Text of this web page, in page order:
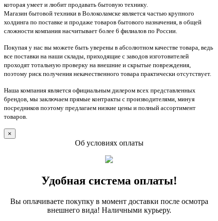
которая умеет и любит продавать бытовую технику.
Магазин бытовой техники в Волоколамске является частью крупного
холдинга по поставке и продаже товаров бытового назначения, в общей
сложности компания насчитывает более 6 филиалов по России.
Покупая у нас вы можете быть уверены в абсолютном качестве товара, ведь
все поставки на наши склады, приходящие с заводов изготовителей
проходят тотальную проверку на внешние и скрытые повреждения,
поэтому риск получения некачественного товара практически отсутствует.
Наша компания является официальным дилером всех представленных
брендов, мы заключаем прямые контракты с производителями, минуя
посредников поэтому предлагаем низкие цены и полный ассортимент
товаров.
×
Об условиях оплаты
Удобная система оплаты!
Вы оплачиваете покупку в момент доставки после осмотра
внешнего вида! Наличными курьеру.